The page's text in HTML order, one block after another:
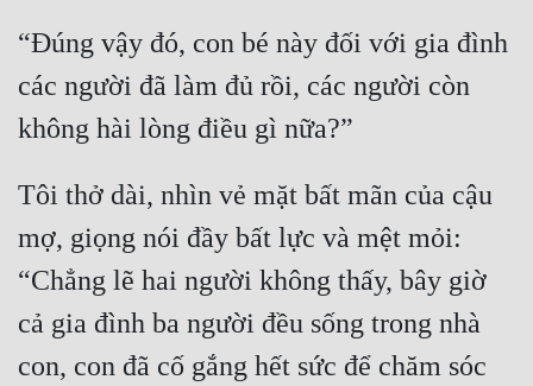
Kinh Dị
Kiếm Hiệp
“Đúng vậy đó, con bé này đối với gia đình
các người đã làm đủ rồi, các người còn
Tôi thở dài, nhìn vẻ mặt bất mãn của cậu
mợ, giọng nói đầy bất lực và mệt mỏi:
“Chẳng lẽ hai người không thấy, bây giờ
cả gia đình ba người đều sống trong nhà
con, con đã cố gắng hết sức để chăm sóc